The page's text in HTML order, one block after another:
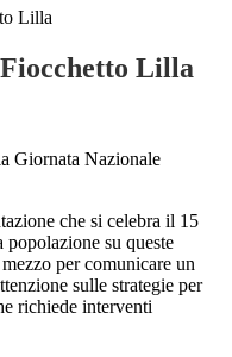
Lilla
Lilla
Giornata Nazionale
che si celebra il 15
su queste
per comunicare un
sulle strategie per
richiede interventi